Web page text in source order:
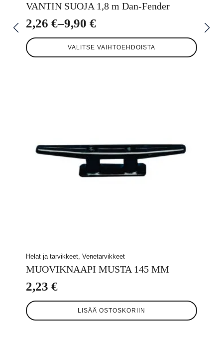
VANTIN SUOJA 1,8 m Dan-Fender
2,26 €–9,90 €
Hintaluokka:
2,26 €
VALITSE VAIHTOEHDOISTA
Tällä
tuotteella
on
Helat ja tarvikkeet, Venetarvikkeet
MUOVIKNAAPI MUSTA 145 MM
2,23 €
LISÄÄ OSTOSKORIIN